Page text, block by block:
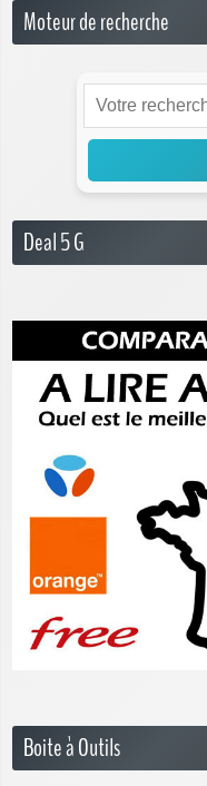
Moteur de recherche
Deal 5 G
Boite à Outils